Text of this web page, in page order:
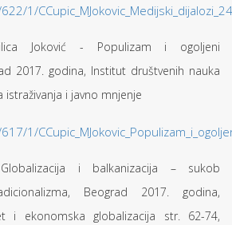
1/
Joković - Populizam i ogoljeni
2017. godina, Institut društvenih nauka
i javno mnjenje
1/
i balkanizacija – sukob
Beograd 2017. godina,
i ekonomska globalizacija str. 62-74,